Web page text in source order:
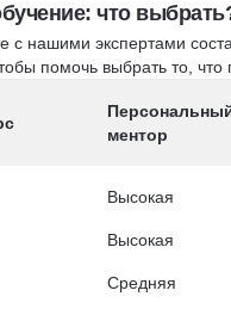
что
нашими экспертами
помочь выбрать то, что
ментор
Высокая
Высокая
Средняя